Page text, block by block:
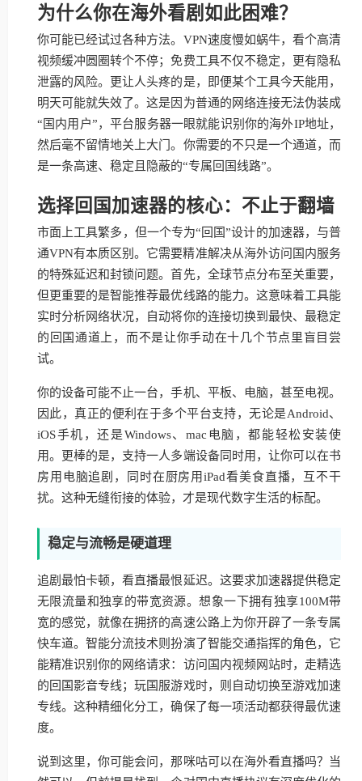
为什么你在海外看剧如此困难？
你可能已经试过各种方法。VPN速度慢如蜗牛，看个高清
视频缓冲圆圈转个不停；免费工具不仅不稳定，更有隐私
泄露的风险。更让人头疼的是，即便某个工具今天能用，
明天可能就失效了。这是因为普通的网络连接无法伪装成
“国内用户”，平台服务器一眼就能识别你的海外IP地址，
然后毫不留情地关上大门。你需要的不只是一个通道，而
是一条高速、稳定且隐蔽的“专属回国线路”。
选择回国加速器的核心：不止于翻墙
市面上工具繁多，但一个专为“回国”设计的加速器，与普
通VPN有本质区别。它需要精准解决从海外访问国内服务
的特殊延迟和封锁问题。首先，全球节点分布至关重要，
但更重要的是智能推荐最优线路的能力。这意味着工具能
实时分析网络状况，自动将你的连接切换到最快、最稳定
的回国通道上，而不是让你手动在十几个节点里盲目尝
试。
你的设备可能不止一台，手机、平板、电脑，甚至电视。
因此，真正的便利在于多个平台支持，无论是Android、
iOS手机，还是Windows、mac电脑，都能轻松安装使
用。更棒的是，支持一人多端设备同时用，让你可以在书
房用电脑追剧，同时在厨房用iPad看美食直播，互不干
扰。这种无缝衔接的体验，才是现代数字生活的标配。
稳定与流畅是硬道理
追剧最怕卡顿，看直播最恨延迟。这要求加速器提供稳定
无限流量和独享的带宽资源。想象一下拥有独享100M带
宽的感觉，就像在拥挤的高速公路上为你开辟了一条专属
快车道。智能分流技术则扮演了智能交通指挥的角色，它
能精准识别你的网络请求：访问国内视频网站时，走精选
的回国影音专线；玩国服游戏时，则自动切换至游戏加速
专线。这种精细化分工，确保了每一项活动都获得最优速
度。
说到这里，你可能会问，那咪咕可以在海外看直播吗？当